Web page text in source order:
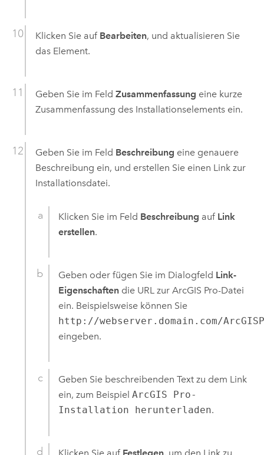
Klicken Sie auf Bearbeiten, und aktualisieren Sie
das Element.
Geben Sie im Feld Zusammenfassung eine kurze
Zusammenfassung des Installationselements ein.
Geben Sie im Feld Beschreibung eine genauere
Beschreibung ein, und erstellen Sie einen Link zur
Installationsdatei.
Klicken Sie im Feld Beschreibung auf Link
erstellen.
Geben oder fügen Sie im Dialogfeld Link-
Eigenschaften die URL zurArcGIS Pro-Datei
ein. Beispielsweise können Sie
http://webserver.domain.com/
eingeben.
Geben Sie beschreibenden Text zu dem Link
ein, zum BeispielArcGIS Pro-
Installation herunterladen.